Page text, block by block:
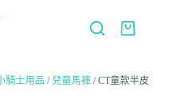
騎士用品 / 兒童馬褲/ CT童款半皮